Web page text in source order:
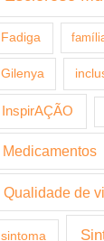
Fadiga
Gilenya
InspirAÇÃO
Medicamentos
Qualidade de
sintoma